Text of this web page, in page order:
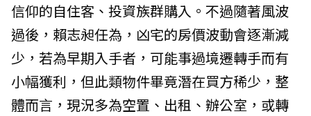
信仰的自住客、投資族群購入。不過隨著風波
過後，賴志昶任為，凶宅的房價波動會逐漸減
少，若為早期入手者，可能事過境遷轉手而有
小幅獲利，但此類物件畢竟潛在買方稀少，整
體而言，現況多為空置、出租、辦公室，或轉